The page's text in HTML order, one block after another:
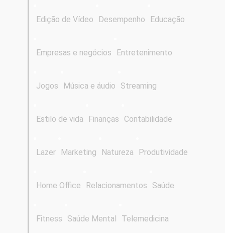
Edição de Vídeo Desempenho Educação
Empresas e negócios Entretenimento
Jogos Música e áudio Streaming
Estilo de vida Finanças Contabilidade
Lazer Marketing Natureza Produtividade
Home Office Relacionamentos Saúde
Fitness Saúde Mental Telemedicina